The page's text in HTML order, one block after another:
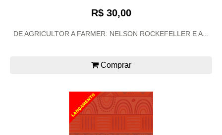
R$ 30,00
DE AGRICULTOR A FARMER: NELSON ROCKEFELLER E A...
Comprar